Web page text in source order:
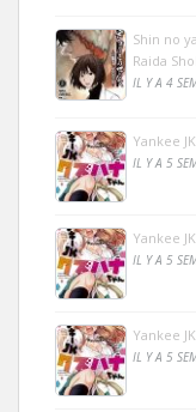
Shin no
Raida
IL Y A 4
Yankee
IL Y A 5
Yankee
IL Y A 5
Yankee
IL Y A 5